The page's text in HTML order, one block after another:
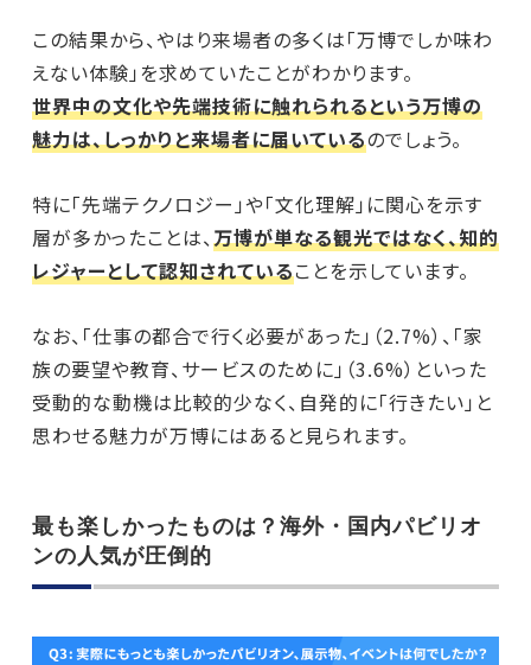
この結果から、やはり来場者の多くは「万博でしか味わ
えない体験」を求めていたことがわかります。
世界中の文化や先端技術に触れられるという万博の
魅力は、しっかりと来場者に届いているのでしょう。
特に「先端テクノロジー」や「文化理解」に関心を示す
層が多かったことは、万博が単なる観光ではなく、知的
レジャーとして認知されていることを示しています。
なお、「仕事の都合で行く必要があった」（2.7%）、「家
族の要望や教育、サービスのために」（3.6%）といった
受動的な動機は比較的少なく、自発的に「行きたい」と
思わせる魅力が万博にはあると見られます。
最も楽しかったものは？海外・国内パビリオ
ンの人気が圧倒的